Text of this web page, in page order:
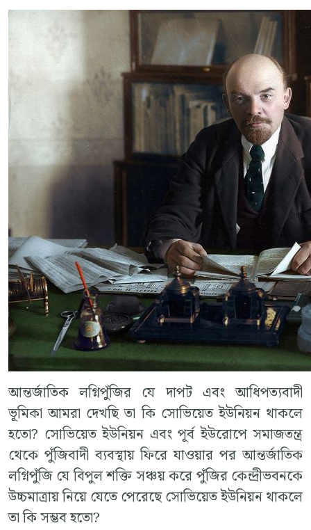
আন্তর্জাতিক লগ্নিপুঁজির যে দাপট এবং আধিপত্যবাদী
ভূমিকা আমরা দেখছি তা কি সোভিয়েত ইউনিয়ন থাকলে
হতো? সোভিয়েত ইউনিয়ন এবং পূর্ব ইউরোপে সমাজতন্ত্র
থেকে পুঁজিবাদী ব্যবস্থায় ফিরে যাওয়ার পর আন্তর্জাতিক
লগ্নিপুঁজি যে বিপুল শক্তি সঞ্চয় করে পুঁজির কেন্দ্রীভবনকে
উচ্চমাত্রায় নিয়ে যেতে পেরেছে সোভিয়েত ইউনিয়ন থাকলে
তা কি সম্ভব হতো?